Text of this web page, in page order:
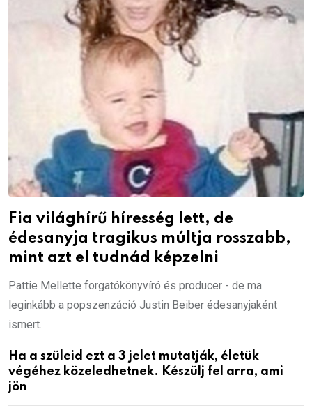
Fia világhírű híresség lett, de
édesanyja tragikus múltja rosszabb,
mint azt el tudnád képzelni
Pattie Mellette forgatókönyvíró és producer - de ma
leginkább a popszenzáció Justin Beiber édesanyjaként
ismert.
Ha a szüleid ezt a 3 jelet mutatják, életük
végéhez közeledhetnek. Készülj fel arra, ami
jön